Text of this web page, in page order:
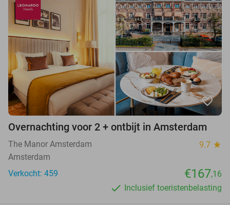
favorite_border
Overnachting voor 2 + ontbijt in Amsterdam
The Manor Amsterdam 9.7 star
Amsterdam
Verkocht: 459
€167,16
Inclusief toeristenbelasting